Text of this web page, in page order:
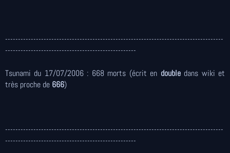
-------------------------------------------------------------------------------------
---------------------------------------------------
Tsunami du 17/07/2006 : 668 morts (écrit en doubledans wiki et
très proche de 666)
-------------------------------------------------------------------------------------
---------------------------------------------------